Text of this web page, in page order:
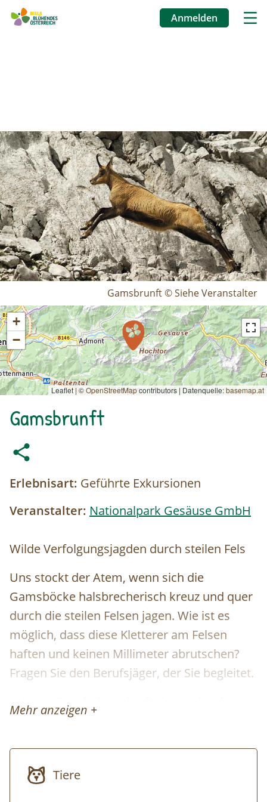
Anmelden
Gamsbrunft © Siehe Veranstalter
+
−
Leaflet | ©OpenStreetMapcontributors | Datenquelle:basemap.at
Gamsbrunft
Erlebnisart: Geführte Exkursionen
Veranstalter: Nationalpark Gesäuse GmbH
Wilde Verfolgungsjagden durch steilen Fels
Uns stockt der Atem, wenn sich die
Gamsböcke halsbrecherisch kreuz und quer
durch die steilen Felsen jagen. Wie ist es
möglich, dass diese Kletterer am Felsen
haften und keinen Millimeter abrutschen?
Fragen Sie den Berufsjäger, der Sie begleitet.
Leitung: Berufsjäger der Steiermärkischen
Landesforste
Gasthof DonnerimBergsteigerdorf
Johnsbach
Uhrzeit: 08:00 UhrWetterfeste Kleidung und
Mehr anzeigen +
Tiere